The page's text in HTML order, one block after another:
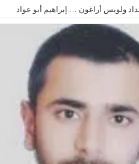
ولويس أراغون … إبراهيم أبو عواد